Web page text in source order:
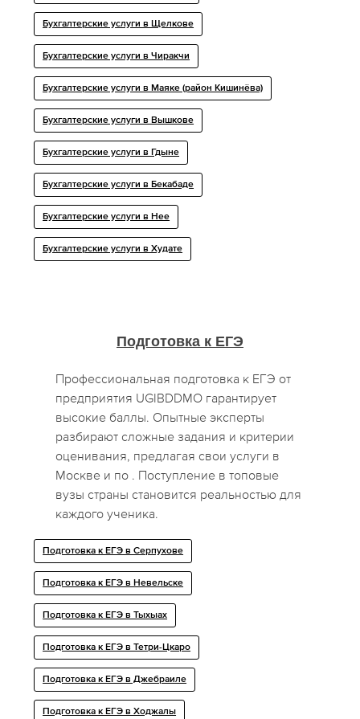
Бухгалтерские услуги в Щелкове
Бухгалтерские услуги в Чиракчи
Бухгалтерские услуги в Маяке (район Кишинёва)
Бухгалтерские услуги в Вышкове
Бухгалтерские услуги в Гдыне
Бухгалтерские услуги в Бекабаде
Бухгалтерские услуги в Нее
Бухгалтерские услуги в Худате
Подготовка к ЕГЭ
Профессиональная подготовка к ЕГЭ от
предприятия UGIBDDMO гарантирует
высокие баллы. Опытные эксперты
разбирают сложные задания и критерии
оценивания, предлагая свои услуги в
Москве и по . Поступление в топовые
вузы страны становится реальностью для
каждого ученика.
Подготовка к ЕГЭ в Серпухове
Подготовка к ЕГЭ в Невельске
Подготовка к ЕГЭ в Тыхыах
Подготовка к ЕГЭ в Тетри-Цкаро
Подготовка к ЕГЭ в Джебраиле
Подготовка к ЕГЭ в Ходжалы